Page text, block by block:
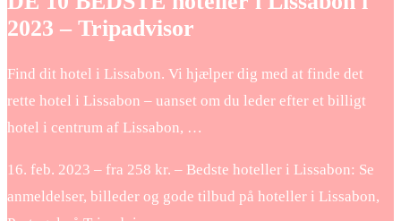
2023 – Tripadvisor
Find dit hotel i Lissabon. Vi hjælper dig med at finde det
rette hotel i Lissabon – uanset om du leder efter et billigt
hotel i centrum af Lissabon, …
16. feb. 2023 – fra 258 kr. – Bedste hoteller i Lissabon: Se
anmeldelser, billeder og gode tilbud på hoteller i Lissabon,